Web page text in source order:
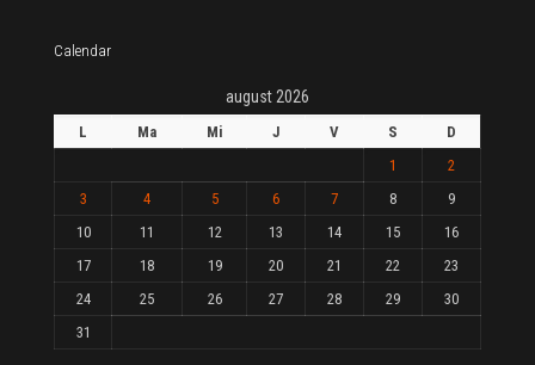
Calendar
august 2026
L Ma Mi J V S
D
1
2
3
4 5 6 7 8
9
10
11 12 13 14 15
16
17
18 19 20 21 22
23
24
25 26 27 28 29
30
31